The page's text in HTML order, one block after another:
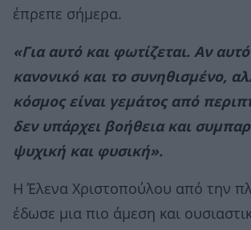
έπρεπε σήμερα.
«Για αυτό και φωτίζεται. Αν
κανονικό και το συνηθισμένο,
κόσμος είναι γεμάτος από
δεν υπάρχει βοήθεια και
ψυχική και φυσική».
Η Έλενα Χριστοπούλου από την
έδωσε μια πιο άμεση και